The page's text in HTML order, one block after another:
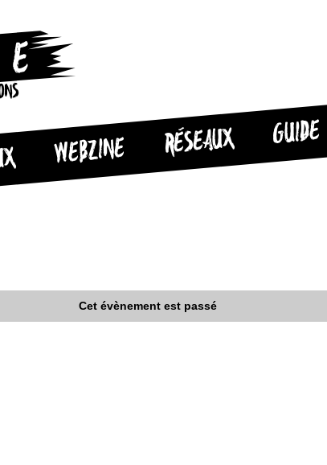
WEBZINE RÉSEAUX GUIDE
Cet évènement est passé